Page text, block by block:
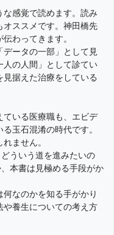
感覚で読めます。読み
オススメです。神田橋先
わってきます。
ータの一部」として見
人の人間」として診てい
据えた治療をしている
ている医療職も、エビデ
玉石混淆の時代です。
ません。
ういう道を進みたいの
本書は見極める手段がか
なのかを知る手がかり
や養生についての考え方